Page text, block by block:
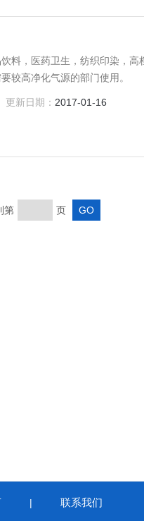
料，医药卫生，纺织印染，高
较高净化气源的部门使用。
更新日期： 2017-01-16
第 页
| 联系我们